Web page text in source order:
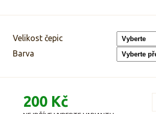
Velikost čepic
Barva
200 Kč